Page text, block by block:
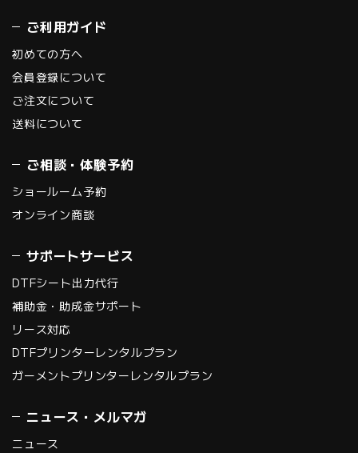
ご利用ガイド
初めての方へ
会員登録について
ご注文について
送料について
ご相談・体験予約
ショールーム予約
オンライン商談
サポートサービス
DTFシート出力代行
補助金・助成金サポート
リース対応
DTFプリンターレンタルプラン
ガーメントプリンターレンタルプラン
ニュース・メルマガ
ニュース